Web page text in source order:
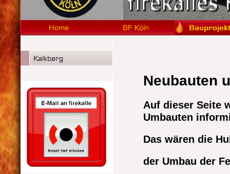
Neubauten
Auf dieser Seite
Umbauten
Das wären die
der Umbau der